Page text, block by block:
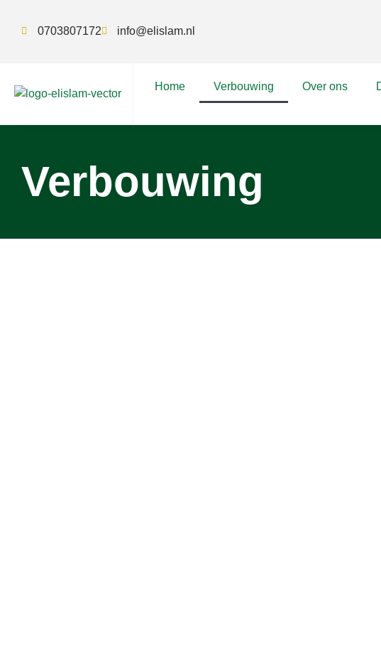
0703807172 info@elislam.nl
Home Verbouwing Over ons
Verbouwing